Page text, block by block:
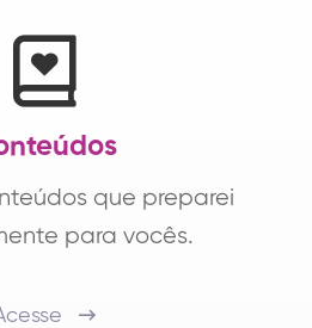
que preparei
para vocês.